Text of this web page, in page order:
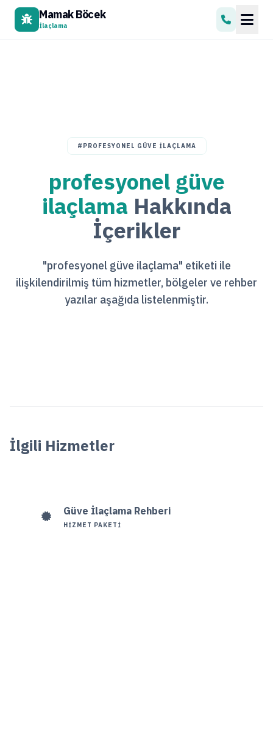
Mamak Böcek
İlaçlama
#PROFESYONEL GÜVE ILAÇLAMA
profesyonel güve
ilaçlama Hakkında
İçerikler
"profesyonel güve ilaçlama" etiketi ile
ilişkilendirilmiş tüm hizmetler, bölgeler ve rehber
yazılar aşağıda listelenmiştir.
İlgili Hizmetler
Güve İlaçlama Rehberi
HIZMET PAKETI